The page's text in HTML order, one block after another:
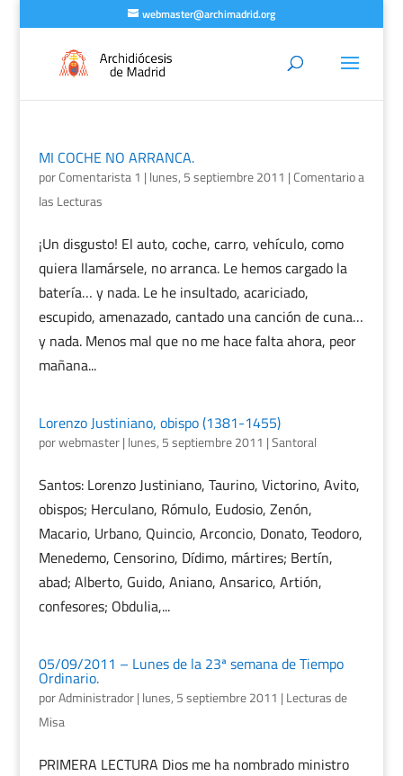
webmaster@archimadrid.org
MI COCHE NO ARRANCA.
porComentarista 1 | lunes, 5 septiembre 2011 |Comentario a
las Lecturas
¡Un disgusto! El auto, coche, carro, vehículo, como
quiera llamársele, no arranca. Le hemos cargado la
batería… y nada. Le he insultado, acariciado,
escupido, amenazado, cantado una canción de cuna…
y nada. Menos mal que no me hace falta ahora, peor
mañana...
Lorenzo Justiniano, obispo (1381-1455)
porwebmaster| lunes, 5 septiembre 2011 |Santoral
Santos: Lorenzo Justiniano, Taurino, Victorino, Avito,
obispos; Herculano, Rómulo, Eudosio, Zenón,
Macario, Urbano, Quincio, Arconcio, Donato, Teodoro,
Menedemo, Censorino, Dídimo, mártires; Bertín,
abad; Alberto, Guido, Aniano, Ansarico, Artión,
confesores; Obdulia,...
05/09/2011 – Lunes de la 23ª semana de Tiempo
Ordinario.
porAdministrador| lunes, 5 septiembre 2011 | Lecturas de
Misa
PRIMERA LECTURA Dios me ha nombrado ministro